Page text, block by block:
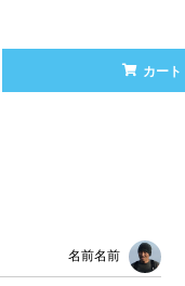
カート
名前名前